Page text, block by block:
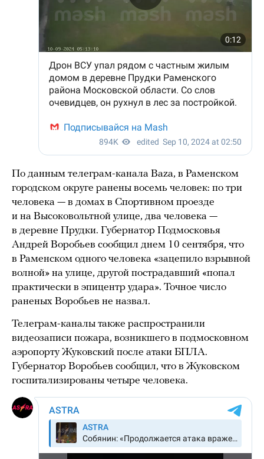
По данным телеграм-канала Baza, в Раменском
городском округе ранены восемь человек: по три
человека — в домах в Спортивном проезде
и на Высоковольтной улице, два человека —
в деревне Прудки. Губернатор Подмосковья
Андрей Воробьев сообщил днем 10 сентября, что
в Раменском одного человека «зацепило взрывной
волной» на улице, другой пострадавший «попал
практически в эпицентр удара». Точное число
раненых Воробьев не назвал.
Телеграм-каналы также распространили
видеозаписи пожара, возникшего в подмосковном
аэропорту Жуковский после атаки БПЛА.
Губернатор Воробьев сообщил, что в Жуковском
госпитализированы четыре человека.